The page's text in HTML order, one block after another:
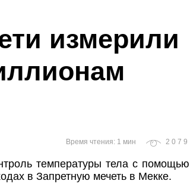
измерили
Время чтения: 1 мин 2079
температуры тела с помощью
в Запретную мечеть в Мекке.